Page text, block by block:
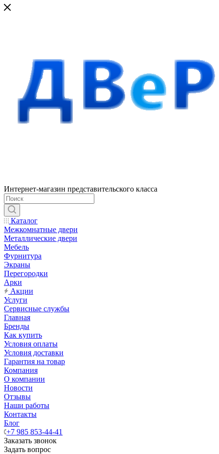
Интернет-магазин представительского класса
Каталог
Межкомнатные двери
Металлические двери
Мебель
Фурнитура
Экраны
Перегородки
Арки
Акции
Услуги
Сервисные службы
Главная
Бренды
Как купить
Условия оплаты
Условия доставки
Гарантия на товар
Компания
О компании
Новости
Отзывы
Наши работы
Контакты
Блог
+7 985 853-44-41
Заказать звонок
Задать вопрос